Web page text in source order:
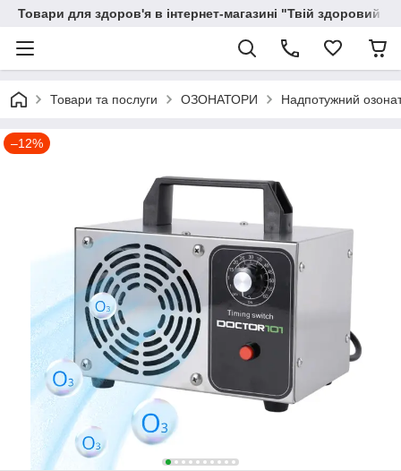
Товари для здоров'я в інтернет-магазині "Твій здоровий
Товари та послуги ОЗОНАТОРИ Надпотужний
–12%